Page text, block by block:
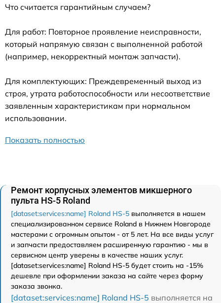
Что считается гарантийным случаем?
Для работ: Повторное проявление неисправности,
который напрямую связан с выполненной работой
(например, некорректный монтаж запчасти).
Для комплектующих: Преждевременный выход из
строя, утрата работоспособности или несоответствие
заявленным характеристикам при нормальном
использовании.
Показать полностью
Ремонт корпусных элементов микшерного
пульта HS-5 Roland
[dataset:services:name] Roland HS-5 выполняется в нашем
специализированном сервисе Roland в Нижнем Новгороде
мастерами с огромным опытом - от 5 лет. На все виды услуг
и запчасти предоставляем расширенную гарантию - мы в
сервисном центр уверены в качестве наших услуг.
[dataset:services:name] Roland HS-5 будет стоить на -15%
дешевле при оформлении заказа на сайте через форму
заказа звонка.
[dataset:services:name] Roland HS-5 выполняется на